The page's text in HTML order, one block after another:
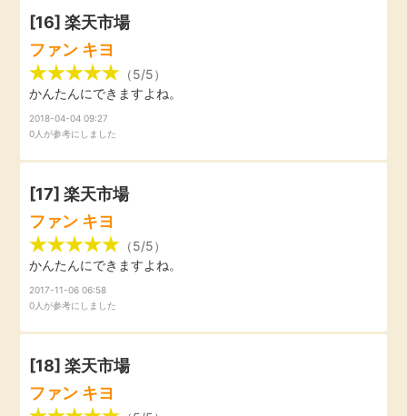
[16]楽天市場
ファン キヨ
（5/5）
かんたんにできますよね。
2018-04-04 09:27
0人が参考にしました
[17]楽天市場
ファン キヨ
（5/5）
かんたんにできますよね。
2017-11-06 06:58
0人が参考にしました
[18]楽天市場
ファン キヨ